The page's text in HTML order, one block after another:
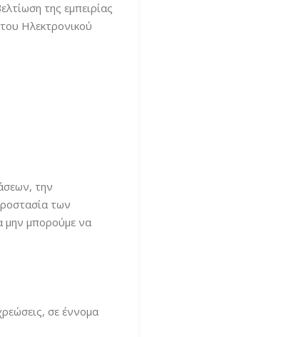
της εμπειρίας
Ηλεκτρονικού
την
των
μην μπορούμε να
σε έννομα